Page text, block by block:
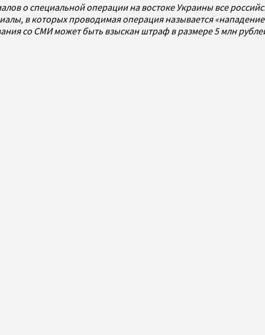
о специальной операции на востоке Украины все
в которых проводимая операция называется
со СМИ может быть взыскан штраф в размере 5 млн